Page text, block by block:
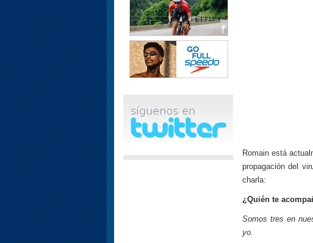
Romain está
propagación del
charla:
¿Quién te
Somos tres en
yo.